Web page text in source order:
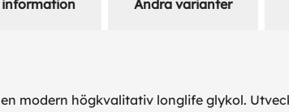
Andra varianter
en modern högkvalitativ longlife glykol.